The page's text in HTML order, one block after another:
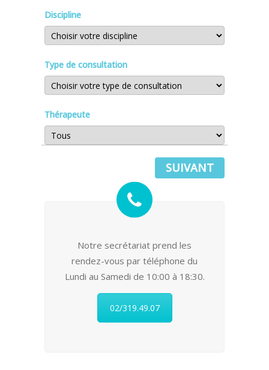
Discipline
Type de consultation
Thérapeute
SUIVANT
Notre secrétariat prend les
rendez-vous par téléphone du
Lundi au Samedi de 10:00 à 18:30.
02/319.49.07